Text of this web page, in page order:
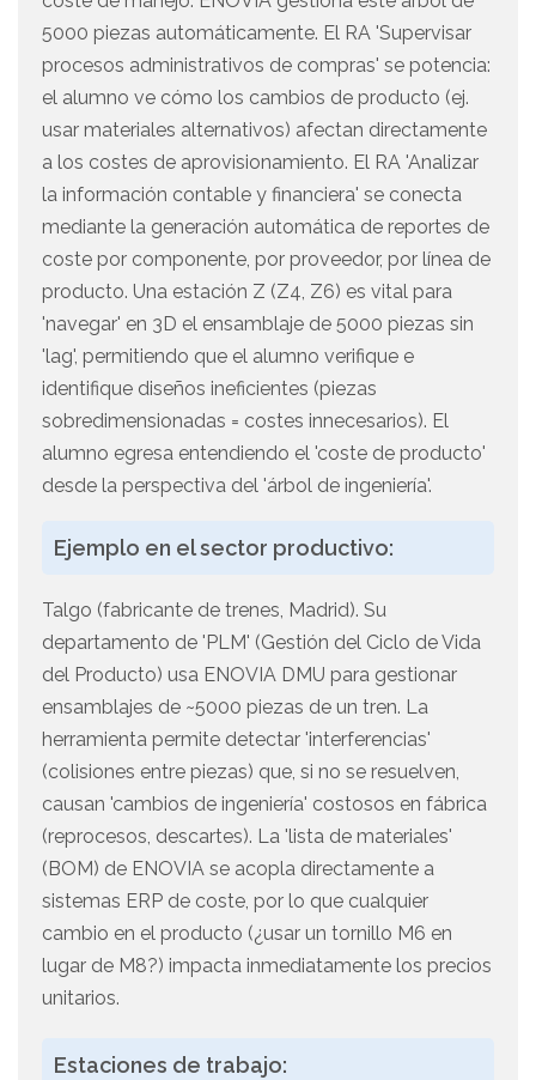
5000 piezas automáticamente. El RA 'Supervisar
procesos administrativos de compras' se potencia:
el alumno ve cómo los cambios de producto (ej.
usar materiales alternativos) afectan directamente
a los costes de aprovisionamiento. El RA 'Analizar
la información contable y financiera' se conecta
mediante la generación automática de reportes de
coste por componente, por proveedor, por línea de
producto. Una estación Z (Z4, Z6) es vital para
'navegar' en 3D el ensamblaje de 5000 piezas sin
'lag', permitiendo que el alumno verifique e
identifique diseños ineficientes (piezas
sobredimensionadas = costes innecesarios). El
alumno egresa entendiendo el 'coste de producto'
desde la perspectiva del 'árbol de ingeniería'.
Ejemplo en el sector productivo:
Talgo (fabricante de trenes, Madrid). Su
departamento de 'PLM' (Gestión del Ciclo de Vida
del Producto) usa ENOVIA DMU para gestionar
ensamblajes de ~5000 piezas de un tren. La
herramienta permite detectar 'interferencias'
(colisiones entre piezas) que, si no se resuelven,
causan 'cambios de ingeniería' costosos en fábrica
(reprocesos, descartes). La 'lista de materiales'
(BOM) de ENOVIA se acopla directamente a
sistemas ERP de coste, por lo que cualquier
cambio en el producto (¿usar un tornillo M6 en
lugar de M8?) impacta inmediatamente los precios
unitarios.
Estaciones de trabajo: